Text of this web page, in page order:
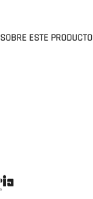
SOBRE ESTE PRODUCTO